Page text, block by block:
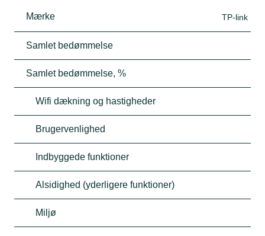
Mærke TP-link
Samlet bedømmelse
Samlet bedømmelse, %
Wifi dækning og hastigheder
Brugervenlighed
Indbyggede funktioner
Alsidighed (yderligere funktioner)
Miljø